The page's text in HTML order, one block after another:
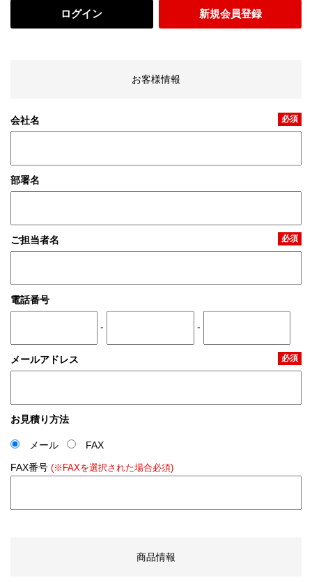
ログイン 新規会員登録
お客様情報
会社名 必須
部署名
ご担当者名 必須
電話番号
- -
メールアドレス 必須
お見積り方法
メール
FAX
FAX番号 (※FAXを選択された場合必須)
商品情報